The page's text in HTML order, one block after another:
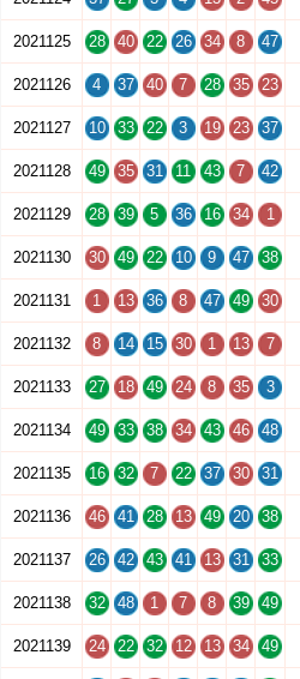
2021125 28 40 22 26 34 8 47
2021126 4 37 40 7 28 35 23
2021127 10 33 22 3 19 23 37
2021128 49 35 31 11 43 7 42
2021129 28 39 5 36 16 34 1
2021130 30 49 22 10 9 47 38
2021131 1 13 36 8 47 49 30
2021132 8 14 15 30 1 13 7
2021133 27 18 49 24 8 35 3
2021134 49 33 38 34 43 46 48
2021135 16 32 7 22 37 30 31
2021136 46 41 28 13 49 20 38
2021137 26 42 43 41 13 31 33
2021138 32 48 1 7 8 39 49
2021139 24 22 32 12 13 34 49